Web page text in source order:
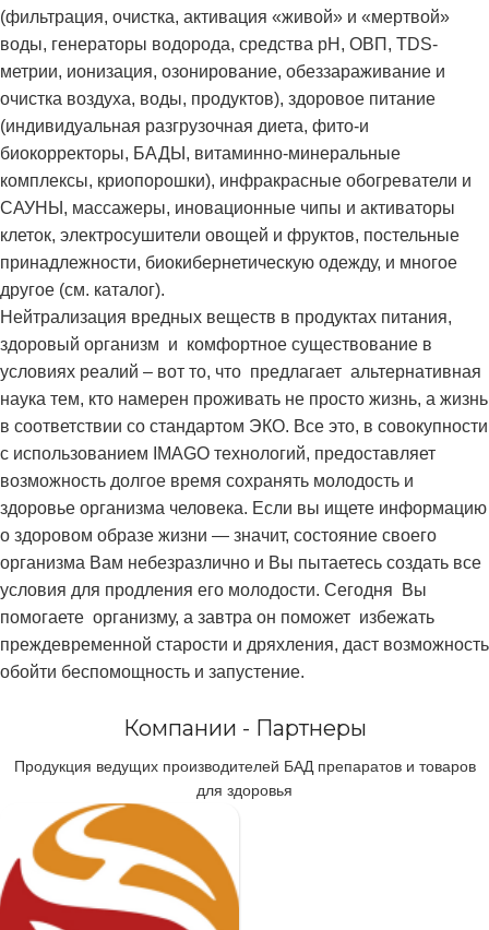
(фильтрация, очистка, активация «живой» и «мертвой»
воды, генераторы водорода, средства рН, ОВП, TDS-
метрии, ионизация, озонирование, обеззараживание и
очистка воздуха, воды, продуктов), здоровое питание
(индивидуальная разгрузочная диета, фито-и
биокорректоры, БАДЫ, витаминно-минеральные
комплексы, криопорошки), инфракрасные обогреватели и
САУНЫ, массажеры, иновационные чипы и активаторы
клеток, электросушители овощей и фруктов, постельные
принадлежности, биокибернетическую одежду, и многое
другое (см. каталог).
Нейтрализация вредных веществ в продуктах питания,
здоровый организм и комфортное существование в
условиях реалий – вот то, что предлагает альтернативная
наука тем, кто намерен проживать не просто жизнь, а жизнь
в соответствии со стандартом ЭКО. Все это, в совокупности
с использованием IMAGO технологий, предоставляет
возможность долгое время сохранять молодость и
здоровье организма человека. Если вы ищете информацию
о здоровом образе жизни — значит, состояние своего
организма Вам небезразлично и Вы пытаетесь создать все
условия для продления его молодости. Сегодня Вы
помогаете организму, а завтра он поможет избежать
преждевременной старости и дряхления, даст возможность
обойти беспомощность и запустение.
Компании - Партнеры
Продукция ведущих производителей БАД препаратов и товаров
для здоровья